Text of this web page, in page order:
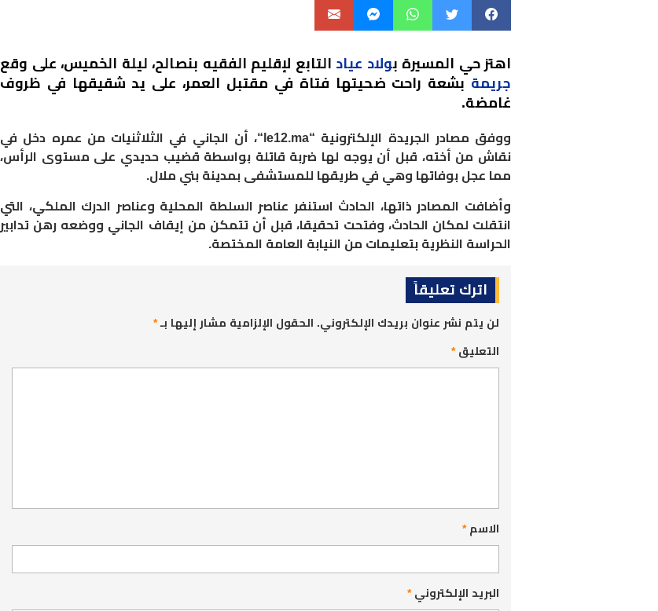
اهتز حي المسيرة بولاد عياد التابع لإقليم الفقيه بنصالح، ليلة الخميس، على وقع
جريمة بشعة راحت ضحيتها فتاة في مقتبل العمر، على يد شقيقها في ظروف
غامضة.
ووفق مصادر الجريدة الإلكترونية “le12.ma “، أن الجاني في الثلاثنيات من عمره دخل في
نقاش من أخته، قبل أن يوجه لها ضربة قاتلة بواسطة قضيب حديدي على مستوى الرأس،
مما عجل بوفاتها وهي في طريقها للمستشفى بمدينة بني ملال.
وأضافت المصادر ذاتها، الحادث استنفر عناصر السلطة المحلية وعناصر الدرك الملكي، التي
انتقلت لمكان الحادث، وفتحت تحقيقا، قبل أن تتمكن من إيقاف الجاني ووضعه رهن تدابير
الحراسة النظرية بتعليمات من النيابة العامة المختصة.
اترك تعليقاً
لن يتم نشر عنوان بريدك الإلكتروني. الحقول الإلزامية مشار إليها بـ*
التعليق*
الاسم*
البريد الإلكتروني*